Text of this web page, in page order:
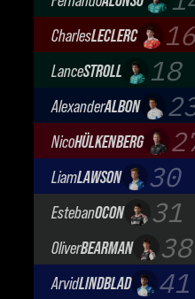
Aston Martin
CharlesLECLERC 16
Scuderia Ferrari
LanceSTROLL 18
Aston Martin
AlexanderALBON
Atlassian
NicoHÜLKENBERG
Audi Revolut F1
LiamLAWSON 30
Visa Cash App
EstebanOCON 31
TGR Haas F1 Team
OliverBEARMAN 38
TGR Haas F1 Team
ArvidLINDBLAD 41